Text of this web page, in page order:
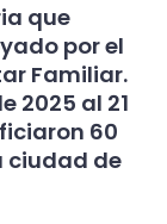
que
por el
Familiar.
2025 al 21
60
ciudad de